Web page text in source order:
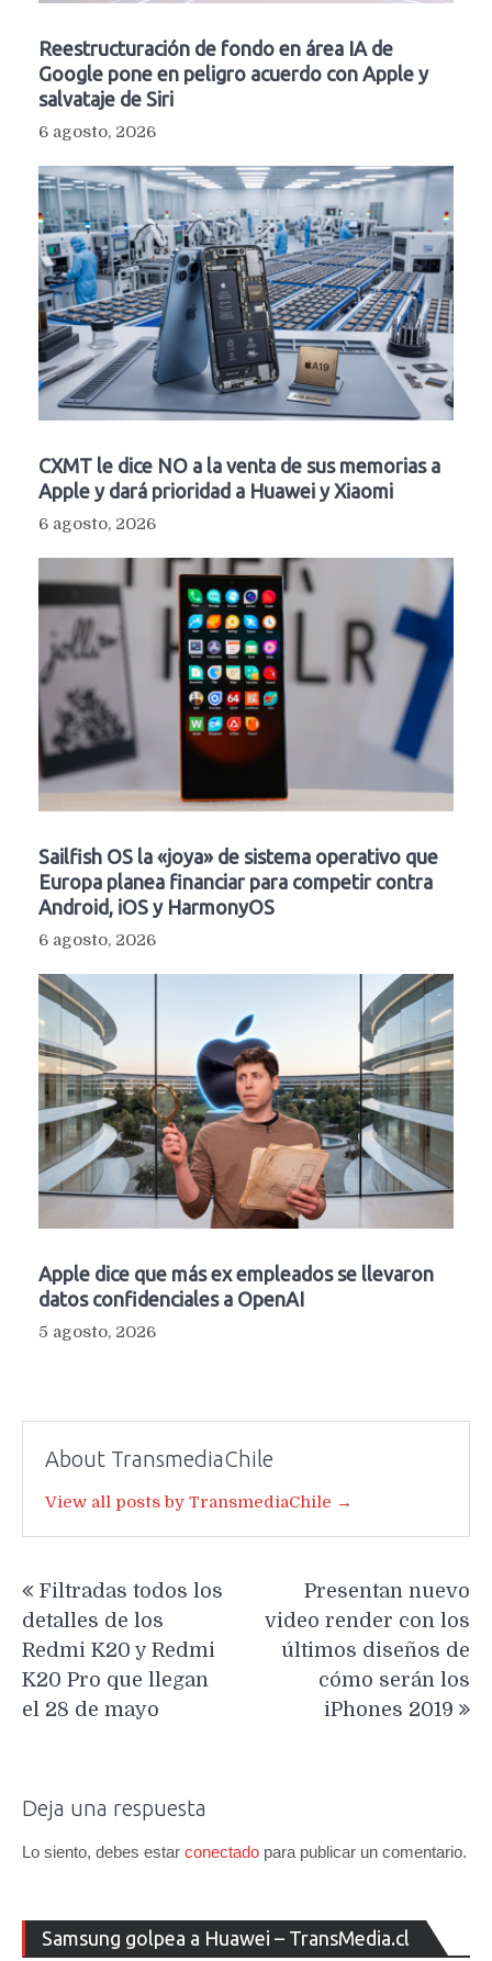
Reestructuración de fondo en área IA de
Google pone en peligro acuerdo con Apple y
salvataje de Siri
6 agosto, 2026
CXMT le dice NO a la venta de sus memorias a
Apple y dará prioridad a Huawei y Xiaomi
6 agosto, 2026
Sailfish OS la «joya» de sistema operativo que
Europa planea financiar para competir contra
Android, iOS y HarmonyOS
6 agosto, 2026
Apple dice que más ex empleados se llevaron
datos confidenciales a OpenAI
5 agosto, 2026
About TransmediaChile
View all posts by TransmediaChile →
de
entradas
Filtradas todos los
detalles de los
Redmi K20 y Redmi
K20 Pro que llegan
el 28 de mayo
Presentan nuevo
video render con los
últimos diseños de
cómo serán los
iPhones 2019
Deja una respuesta
Lo siento, debes estar conectado para publicar un comentario.
Samsung golpea a Huawei – TransMedia.cl
de